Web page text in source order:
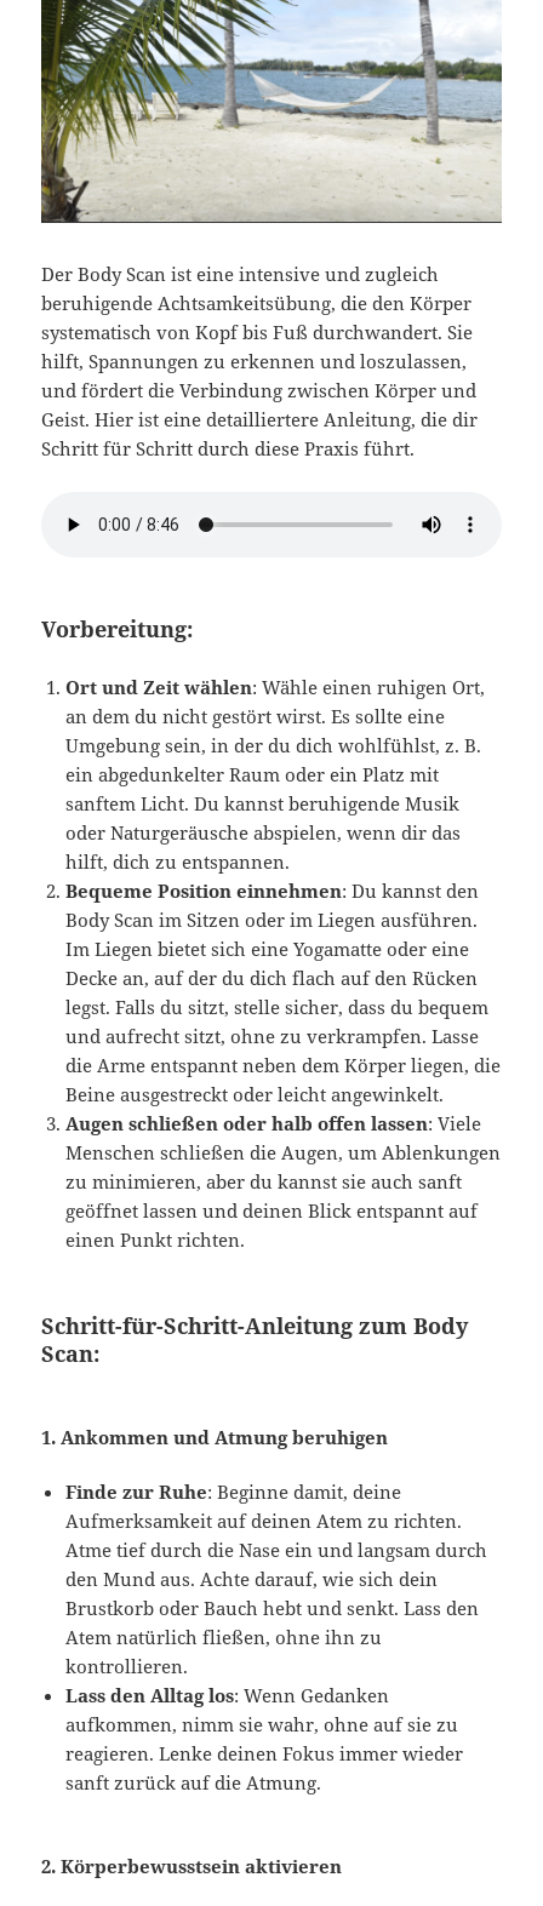
Der Body Scan ist eine intensive und zugleich
beruhigende Achtsamkeitsübung, die den Körper
systematisch von Kopf bis Fuß durchwandert. Sie
hilft, Spannungen zu erkennen und loszulassen,
und fördert die Verbindung zwischen Körper und
Geist. Hier ist eine detailliertere Anleitung, die dir
Schritt für Schritt durch diese Praxis führt.
Vorbereitung:
Ort und Zeit wählen: Wähle einen ruhigen Ort,
an dem du nicht gestört wirst. Es sollte eine
Umgebung sein, in der du dich wohlfühlst, z. B.
ein abgedunkelter Raum oder ein Platz mit
sanftem Licht. Du kannst beruhigende Musik
oder Naturgeräusche abspielen, wenn dir das
hilft, dich zu entspannen.
Bequeme Position einnehmen: Du kannst den
Body Scan im Sitzen oder im Liegen ausführen.
Im Liegen bietet sich eine Yogamatte oder eine
Decke an, auf der du dich flach auf den Rücken
legst. Falls du sitzt, stelle sicher, dass du bequem
und aufrecht sitzt, ohne zu verkrampfen. Lasse
die Arme entspannt neben dem Körper liegen, die
Beine ausgestreckt oder leicht angewinkelt.
Augen schließen oder halb offen lassen: Viele
Menschen schließen die Augen, um Ablenkungen
zu minimieren, aber du kannst sie auch sanft
geöffnet lassen und deinen Blick entspannt auf
einen Punkt richten.
Schritt-für-Schritt-Anleitung zum Body
Scan:
1. Ankommen und Atmung beruhigen
Finde zur Ruhe: Beginne damit, deine
Aufmerksamkeit auf deinen Atem zu richten.
Atme tief durch die Nase ein und langsam durch
den Mund aus. Achte darauf, wie sich dein
Brustkorb oder Bauch hebt und senkt. Lass den
Atem natürlich fließen, ohne ihn zu
kontrollieren.
Lass den Alltag los: Wenn Gedanken
aufkommen, nimm sie wahr, ohne auf sie zu
reagieren. Lenke deinen Fokus immer wieder
sanft zurück auf die Atmung.
2.Körperbewusstsein aktivieren